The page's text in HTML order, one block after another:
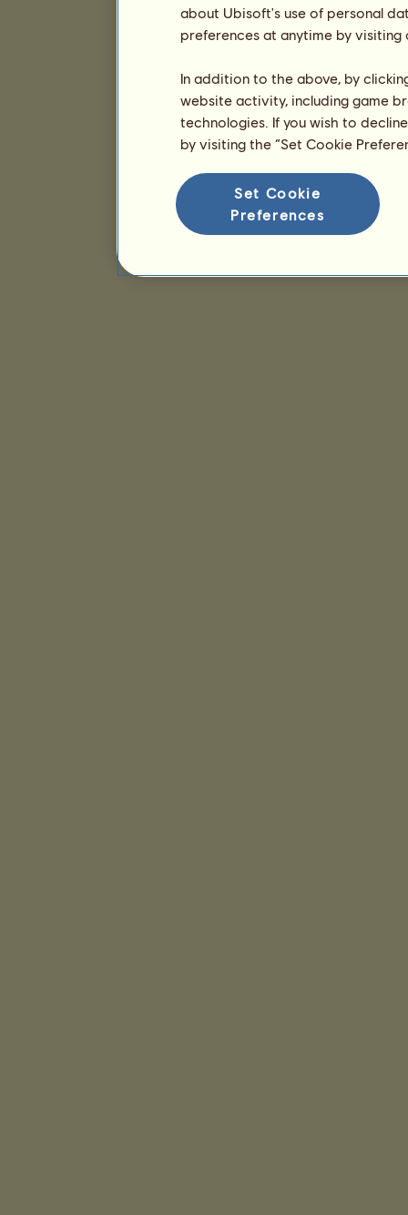
about Ubisoft's use of personal
preferences at anytime by
In addition to the above, by
website activity, including game
technologies. If you wish to
by visiting the “Set Cookie
Set Cookie
Preferences